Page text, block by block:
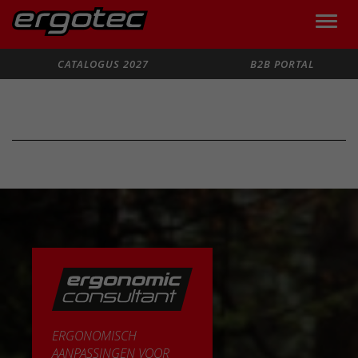
Toggle
CATALOGUS 2027
B2B PORTAL
ERGONOMISCH
AANPASSINGEN VOOR